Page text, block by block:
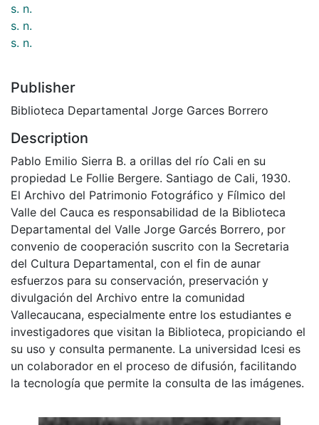
s. n.
s. n.
s. n.
Publisher
Biblioteca Departamental Jorge Garces Borrero
Description
Pablo Emilio Sierra B. a orillas del río Cali en su
propiedad Le Follie Bergere. Santiago de Cali, 1930.
El Archivo del Patrimonio Fotográfico y Fílmico del
Valle del Cauca es responsabilidad de la Biblioteca
Departamental del Valle Jorge Garcés Borrero, por
convenio de cooperación suscrito con la Secretaria
del Cultura Departamental, con el fin de aunar
esfuerzos para su conservación, preservación y
divulgación del Archivo entre la comunidad
Vallecaucana, especialmente entre los estudiantes e
investigadores que visitan la Biblioteca, propiciando el
su uso y consulta permanente. La universidad Icesi es
un colaborador en el proceso de difusión, facilitando
la tecnología que permite la consulta de las imágenes.